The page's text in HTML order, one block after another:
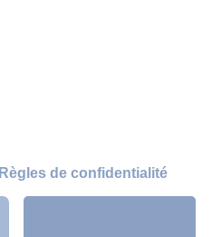
Règles de confidentialité